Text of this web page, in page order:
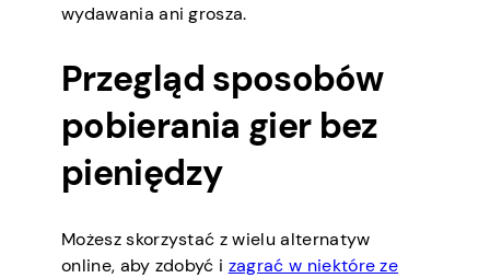
wydawania ani grosza.
Przegląd sposobów
pobierania gier bez
pieniędzy
Możesz skorzystać z wielu alternatyw
online, aby zdobyć i zagrać w niektóre ze